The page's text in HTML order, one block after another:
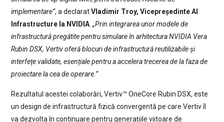
implementare”, a declaratVladimir Troy, Vicepreședinte AI
Infrastructure la NVIDIA. „Prin integrarea unor modele de
infrastructură pregătite pentru simulare în arhitectura NVIDIA Vera
Rubin DSX, Vertiv oferă blocuri de infrastructură reutilizabile și
interfețe validate, esențiale pentru a accelera trecerea de la faza de
proiectare la cea de operare.”
Rezultatul acestei colaborări, Vertiv™ OneCore Rubin DSX, este
un design de infrastructură fizică convergentă pe care Vertiv îl
va dezvolta în continuare pentru generațiile viitoare de